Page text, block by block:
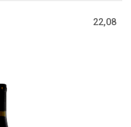
22,08